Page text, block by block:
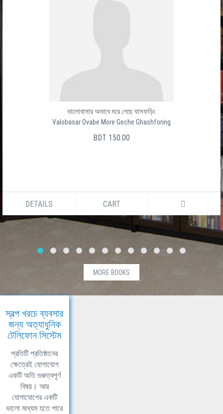
ভালোবাসার অভাবে মরে গেছে ঘাসফড়িং
Valobasar Ovabe More Geche Ghashforing
BDT 150.00
DETAILS CART
MORE BOOKS
স্বল্প খরচে ব্যবসার
জন্য অত্যাধুনিক
টেলিফোন সিস্টেম
প্রতিটি প্রতিষ্ঠানের
ক্ষেত্রেই যোগাযোগ
একটি অতি গুরুত্বপূর্ণ
বিষয়। আর
যোগাযোগের একটি
ভালো মাধ্যম হতে পারে